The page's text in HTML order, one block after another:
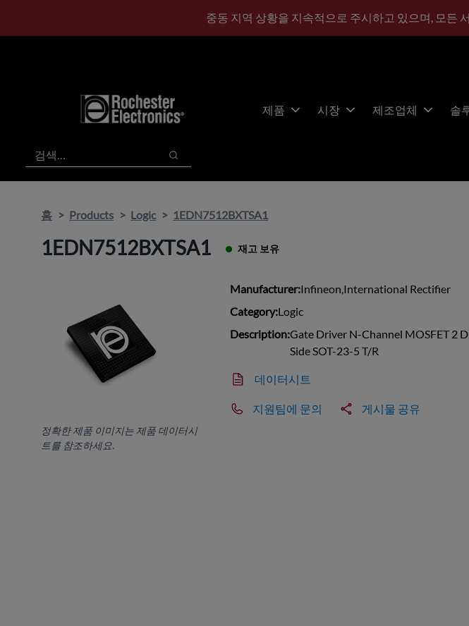
중동 지역 상황을 지속적으로 주시하고 있으며, 모든
제품 시장 제조업체 솔
검색
검색
홈 Products Logic 1EDN7512BXTSA1
1EDN7512BXTSA1 재고 보유
정확한 제품 이미지는 제품 데이터시
트를 참조하세요.
Manufacturer:Infineon,International Rectifier
Category:Logic
Description:Gate Driver N-Channel MOSFET 2
Side SOT-23-5 T/R
데이터시트
지원팀에 문의 게시물 공유